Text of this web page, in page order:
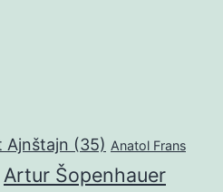
Ajnštajn (35) Anatol Frans
Artur Šopenhauer